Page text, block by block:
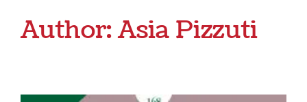
Author:Asia Pizzuti